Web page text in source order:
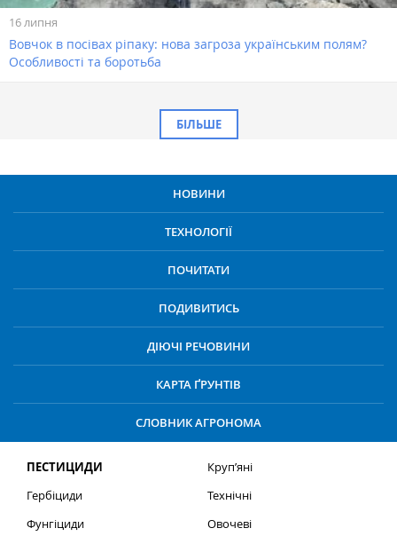
16 липня
Вовчок в посівах ріпаку: нова загроза українським полям?
Особливості та боротьба
БІЛЬШЕ
НОВИНИ
ТЕХНОЛОГІЇ
ПОЧИТАТИ
ПОДИВИТИСЬ
ДІЮЧІ РЕЧОВИНИ
КАРТА ҐРУНТІВ
СЛОВНИК АГРОНОМА
ПЕСТИЦИДИ
Гербіциди
Фунгіциди
Круп’яні
Технічні
Овочеві